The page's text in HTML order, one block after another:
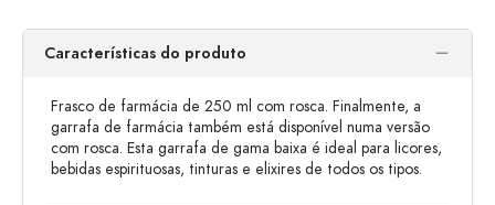
Características do produto
Frasco de farmácia de 250 ml com rosca. Finalmente, a
garrafa de farmácia também está disponível numa versão
com rosca. Esta garrafa de gama baixa é ideal para licores,
bebidas espirituosas, tinturas e elixires de todos os tipos.